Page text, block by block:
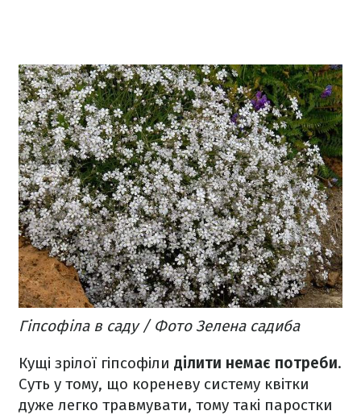
Гіпсофіла в саду / Фото Зелена садиба
Кущі зрілої гіпсофіли ділити немає потреби.
Суть у тому, що кореневу систему квітки
дуже легко травмувати, тому такі паростки